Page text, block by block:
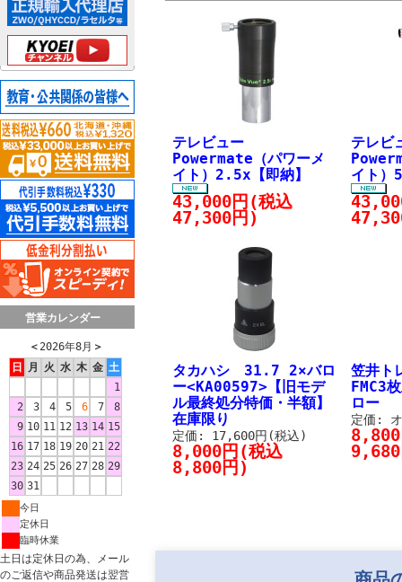
営業カレンダー
＜ 2026年8月 ＞
日
月 火 水 木 金 土
1
2
3 4 5 6 7
8
9 10 11 12 13 14 15
16 17 18 19 20 21 22
23 24 25 26 27 28 29
30 31
今日
定休日
臨時休業
土日は定休日の為、メール
のご返信や商品発送は翌営
テレビュー
Powermate（パワーメ
イト）2.5x【即納】
43,000円(税込
47,300円)
テレ
イト）
タカハシ 31.7 2×バロ
ー<KA00597>【旧モデ
ル最終処分特価・半額】
在庫限り
定価: 17,600円(税込)
8,000円(税込
8,800円)
笠井
FMC3
ロー
定価: